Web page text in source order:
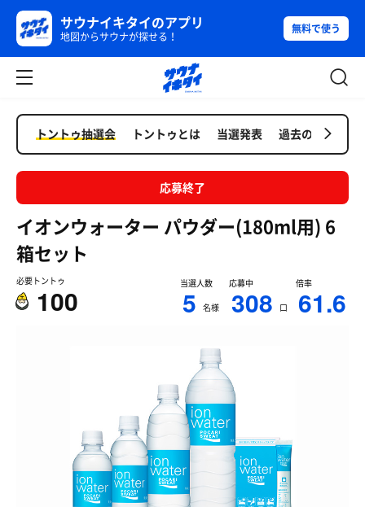
サウナイキタイのアプリ
地図からサウナが探せる！
無料で使う
トントゥ抽選会 トントゥとは 当選発表 過去の抽選会
応募終了
イオンウォーター パウダー(180ml用) 6
箱セット
必要トントゥ
100
当選人数
5 名様
応募中
308 口
倍率
61.6